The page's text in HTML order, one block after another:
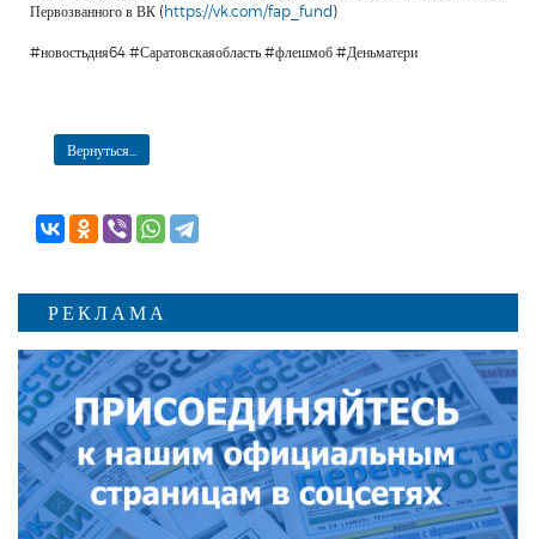
Первозванного в ВК (https://vk.com/fap_fund)
#новостьдня64 #Саратовскаяобласть #флешмоб #Деньматери
Вернуться...
РЕКЛАМА